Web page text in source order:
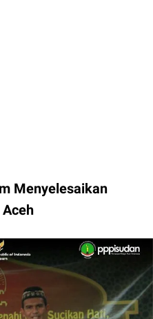
Menyelesaikan